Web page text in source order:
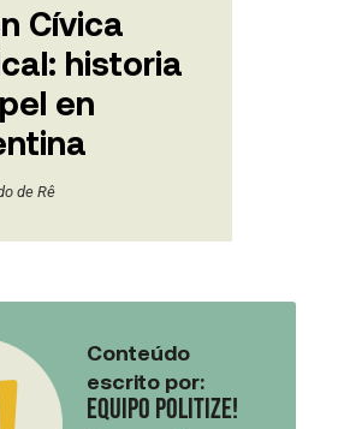
Cívica
historia
en
de Rê
Conteúdo
escrito por:
Equipo Politize!